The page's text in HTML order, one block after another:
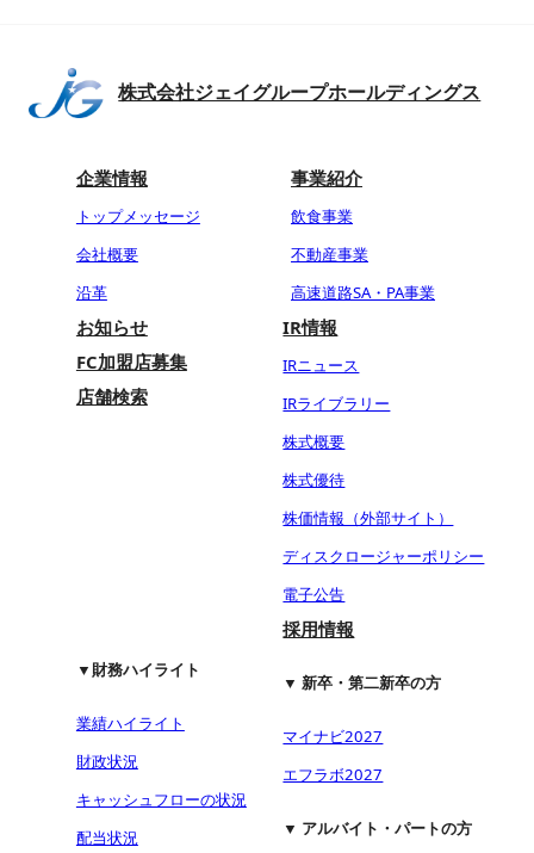
株式会社ジェイグループホールディングス
企業情報
トップメッセージ
会社概要
沿革
事業紹介
飲食事業
不動産事業
高速道路SA・PA事業
お知らせ
FC加盟店募集
店舗検索
IR情報
IRニュース
IRライブラリー
株式概要
株式優待
株価情報（外部サイト）
ディスクロージャーポリシー
電子公告
▼財務ハイライト
業績ハイライト
財政状況
キャッシュフローの状況
配当状況
採用情報
▼ 新卒・第二新卒の方
マイナビ2027
エフラボ2027
▼ アルバイト・パートの方